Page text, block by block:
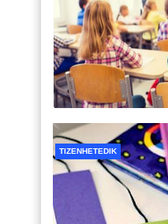
TIZENHETEDIK